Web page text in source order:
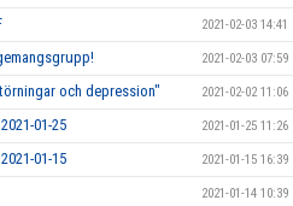
2021-02-03 14:41
2021-02-03 07:59
och depression" 2021-02-02 11:06
01-25 2021-01-25 11:26
01-15 2021-01-15 16:39
2021-01-14 10:39